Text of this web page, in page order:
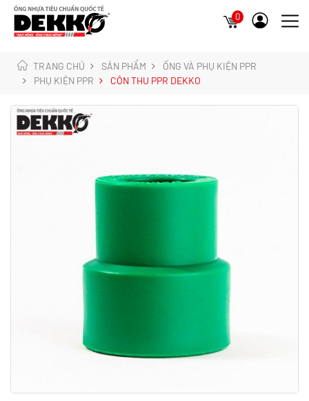
0
TRANG CHỦ SẢN PHẨM
ỐNG VÀ PHỤ KIỆN PPR
PHỤ KIỆN PPR
CÔN THU PPR DEKKO